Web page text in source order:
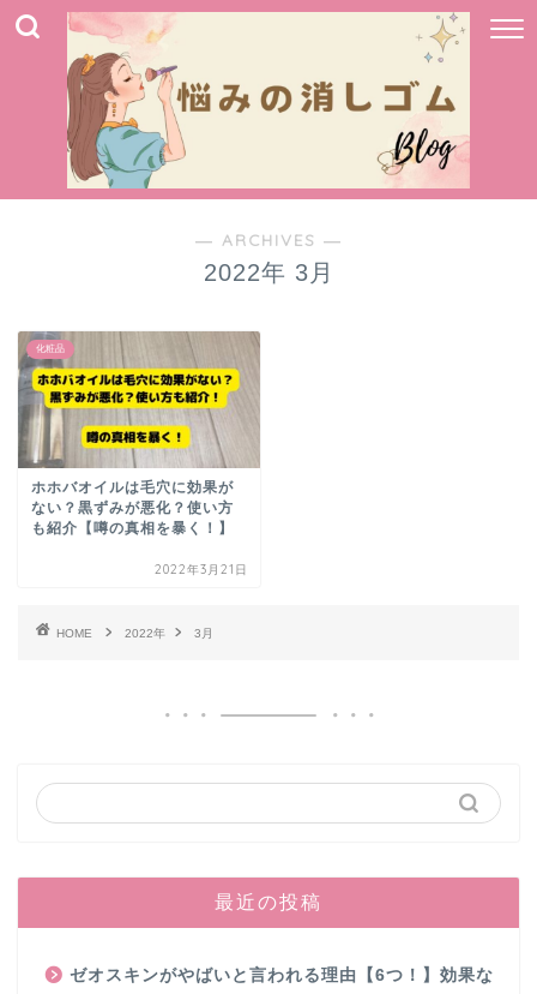
― ARCHIVES ―
2022年 3月
化粧品
ホホバオイルは毛穴に効果が
ない？黒ずみが悪化？使い方
も紹介【噂の真相を暴く！】
2022年3月21日
HOME 2022年 3月
最近の投稿
ゼオスキンがやばいと言われる理由【6つ！】効果な